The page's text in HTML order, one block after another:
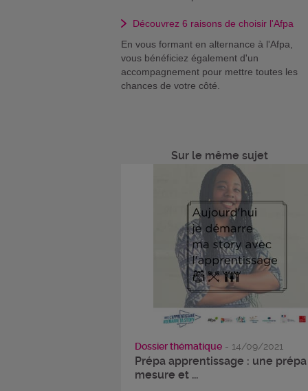
Découvrez 6 raisons de choisir l'Afpa
En vous formant en alternance à l'Afpa,
vous bénéficiez également d'un
accompagnement pour mettre toutes les
chances de votre côté.
Sur le même sujet
Dossier thématique - 14/09/2021
Prépa apprentissage : une
mesure et ...